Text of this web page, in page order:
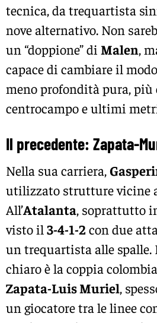
tecnica, da trequartista
nove alternativo. Non
un “doppione” di Malen,
capace di cambiare il
meno profondità pura, più
centrocampo e ultimi
Il precedente: Zapata-
Nella sua carriera,
utilizzato strutture vicine
All’Atalanta, soprattutto
visto il 3-4-1-2 con due
un trequartista alle
chiaro è la coppia
Zapata-Luis Muriel,
un giocatore tra le linee